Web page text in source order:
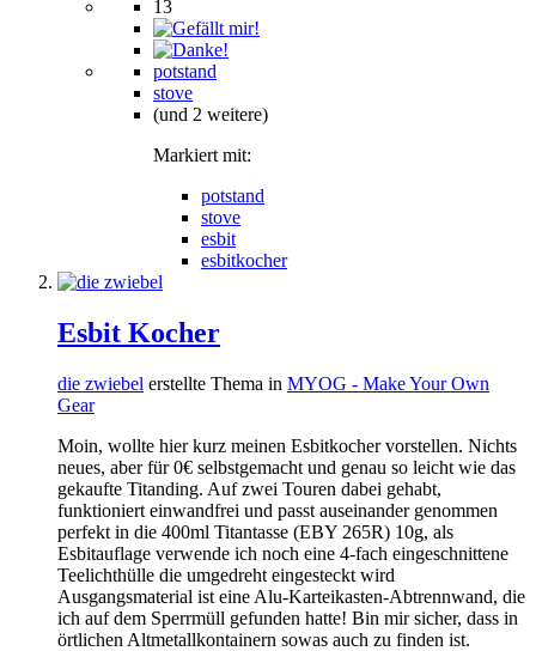
13
potstand
stove
(und 2 weitere)
Markiert mit:
potstand
stove
esbit
esbitkocher
Esbit Kocher
die zwiebel erstellte Thema in MYOG - Make Your Own
Gear
Moin, wollte hier kurz meinen Esbitkocher vorstellen. Nichts
neues, aber für 0€ selbstgemacht und genau so leicht wie das
gekaufte Titanding. Auf zwei Touren dabei gehabt,
funktioniert einwandfrei und passt auseinander genommen
perfekt in die 400ml Titantasse (EBY 265R) 10g, als
Esbitauflage verwende ich noch eine 4-fach eingeschnittene
Teelichthülle die umgedreht eingesteckt wird
Ausgangsmaterial ist eine Alu-Karteikasten-Abtrennwand, die
ich auf dem Sperrmüll gefunden hatte! Bin mir sicher, dass in
örtlichen Altmetallkontainern sowas auch zu finden ist.